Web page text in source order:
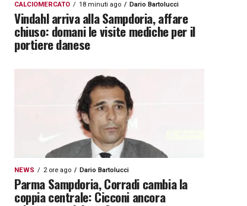
CALCIOMERCATO 18 minuti ago Dario Bartolucci
Vindahl arriva alla Sampdoria, affare
chiuso: domani le visite mediche per il
portiere danese
NEWS 2 ore ago Dario Bartolucci
Parma Sampdoria, Corradi cambia la
coppia centrale: Cicconi ancora